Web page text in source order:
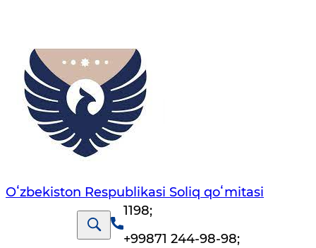
Oʻzbekiston Respublikasi Soliq qoʻmitasi
1198;
+99871 244-98-98;